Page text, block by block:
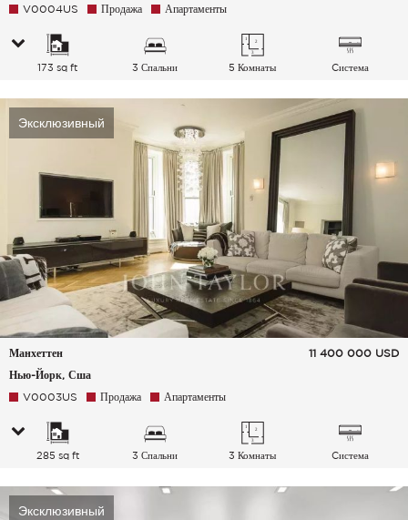
V0004US Продажа Апартаменты
173 sq ft 3 Спальни 5 Комнаты
Cистема
воздуха
Эксклюзивный
Манхеттен
Нью-Йорк, Сша
11 400 000 USD
V0003US Продажа Апартаменты
285 sq ft 3 Спальни 3 Комнаты
Cистема
Эксклюзивный